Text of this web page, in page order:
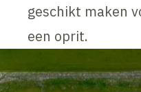
geschikt maken
een oprit.